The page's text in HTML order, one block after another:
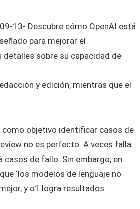
y edición, mientras que el
como objetivo identificar casos de
no es perfecto. A veces falla
de fallo. Sin embargo, en
‘los modelos de lenguaje no
y o1 logra resultados